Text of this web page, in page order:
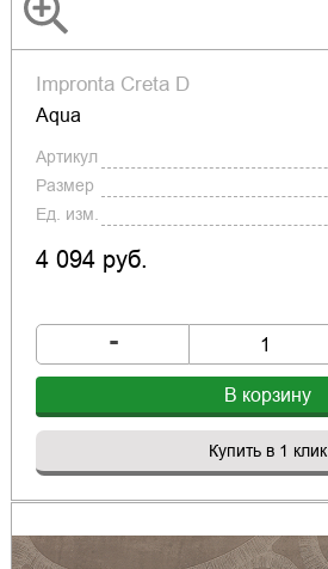
Impronta Creta D
Aqua
Артикул
Размер
Ед. изм.
4 094 руб.
-
В корзину
Купить в 1 клик